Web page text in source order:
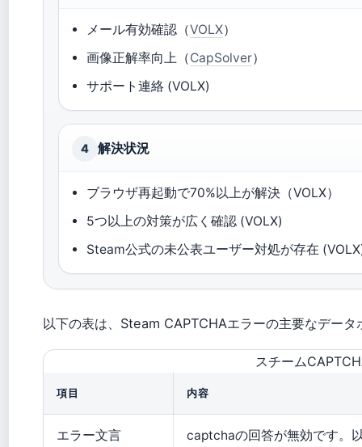
メール有効確認（VOLX）
画像正解率向上（CapSolver）
サポート連絡 (VOLX)
4 解決状況
ブラウザ再起動で70%以上が解決（VOLX）
5つ以上の対策が広く確認 (VOLX)
Steam公式の未公表ユーザー対処が存在
以下の表は、Steam CAPTCHAエラーの主要なデー
スチーム
項目 内容
エラー文言 captchaの回答が無効です。